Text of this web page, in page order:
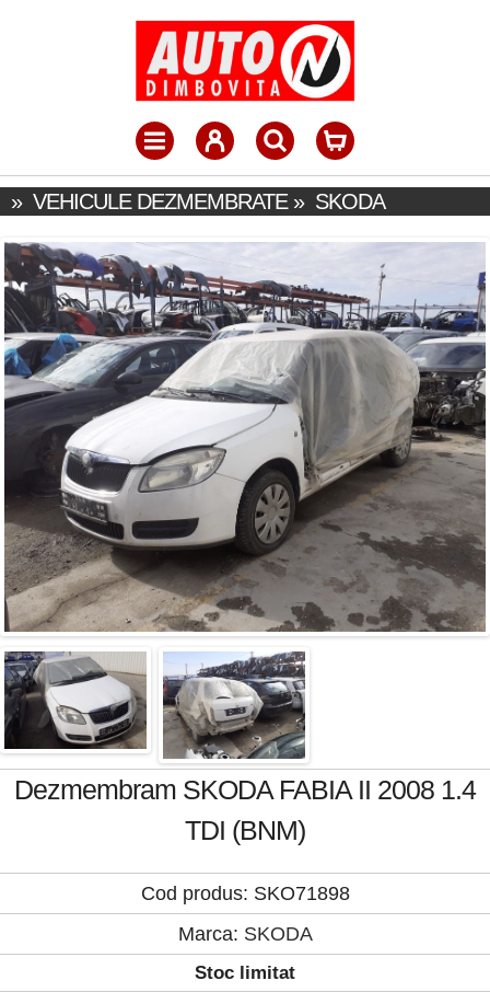
» VEHICULE DEZMEMBRATE» SKODA
Dezmembram SKODA FABIA II 2008 1.4
TDI (BNM)
Cod produs: SKO71898
Marca: SKODA
Stoc limitat